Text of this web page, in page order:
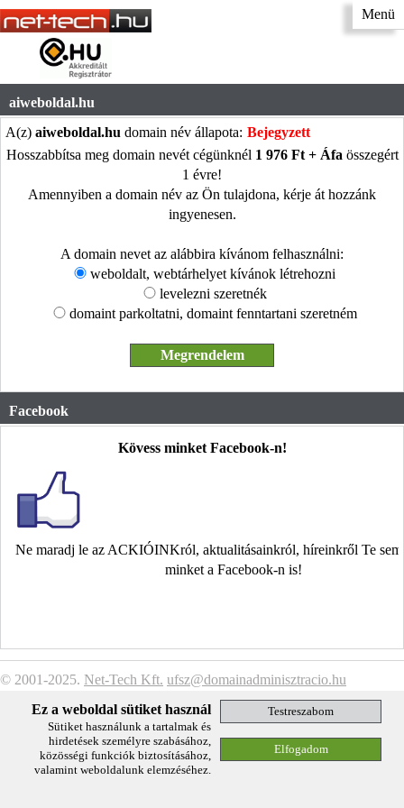
Menü
aiweboldal.hu
A(z) aiweboldal.hu domain név állapota: Bejegyzett
Hosszabbítsa meg domain nevét cégünknél 1 976 Ft + Áfa összegért
1 évre!
Amennyiben a domain név az Ön tulajdona, kérje át hozzánk
ingyenesen.
A domain nevet az alábbira kívánom felhasználni:
weboldalt, webtárhelyet kívánok létrehozni
levelezni szeretnék
domaint parkoltatni, domaint fenntartani szeretném
Facebook
Kövess minket Facebook-n!
Ne maradj le az ACKIÓINKról, aktualitásainkról, híreinkről Te
minket a Facebook-n is!
© 2001-2025. Net-Tech Kft. ufsz@domainadminisztracio.hu
Ez a weboldal sütiket használ
Sütiket használunk a tartalmak és
hirdetések személyre szabásához,
közösségi funkciók biztosításához,
valamint weboldalunk elemzéséhez.